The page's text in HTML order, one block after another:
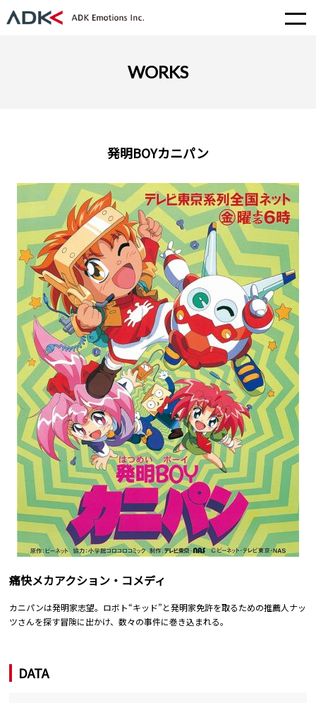
WORKS
発明BOYカニパン
痛快メカアクション・コメディ
カニパンは発明家志望。ロボト“キッド”と発明家免許を取るための推薦人ナッ
ツさんを探す冒険に出かけ、数々の事件に巻き込まれる。
DATA